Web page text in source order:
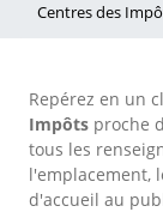
Centres des
Repérez en un
Impôts proche
tous les
l'emplacement,
d'accueil au